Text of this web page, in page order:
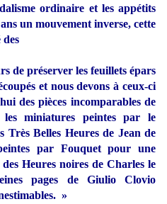
ordinaire et les appétits
un mouvement inverse, cette
des
de préserver les feuillets épars
et nous devons à ceux-ci
des pièces incomparables de
les miniatures peintes par le
Belles Heures de Jean de
par Fouquet pour une
Heures noires de Charles le
pages de Giulio Clovio
»